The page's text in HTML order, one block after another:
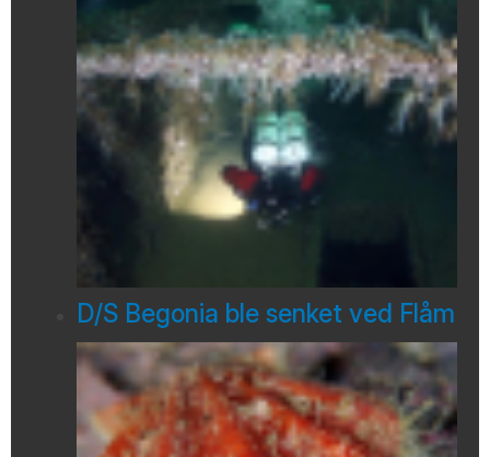
D/S Begonia ble senket ved Flåm